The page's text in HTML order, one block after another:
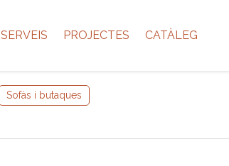
SERVEIS PROJECTES CATÀLEG
Sofàs i butaques